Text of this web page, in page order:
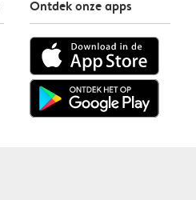
Ontdek onze apps